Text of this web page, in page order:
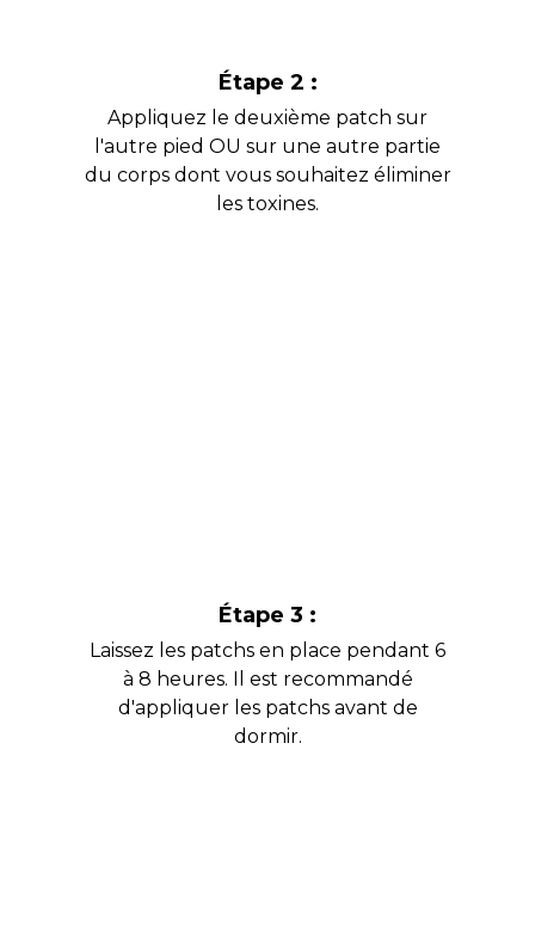
Étape 2 :
Appliquez le deuxième patch sur
l'autre pied OU sur une autre partie
du corps dont vous souhaitez éliminer
les toxines.
Étape 3 :
Laissez les patchs en place pendant 6
à 8 heures. Il est recommandé
d'appliquer les patchs avant de
dormir.